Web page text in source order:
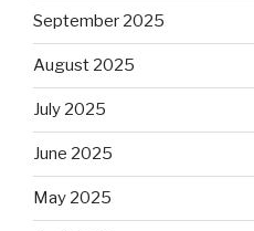
September 2025
August 2025
July 2025
June 2025
May 2025